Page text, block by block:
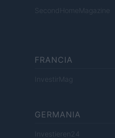
SecondHomeMagazine
FRANCIA
InvestirMag
GERMANIA
Investieren24